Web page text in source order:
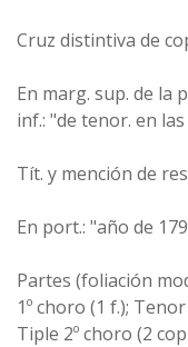
Cruz distintiva de
En marg. sup. de la
inf.: "de tenor. en
Tít. y mención de
En port.: "año de
Partes (foliación
1º choro (1 f.);
Tiple 2º choro (2